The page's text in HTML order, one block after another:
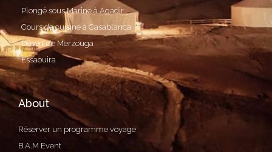
Plongé sous Marine à Agadir
Cours de cuisine à Casablanca
Désert de Merzouga
Essaouira
About
Réserver un programme voyage
B.A.M Event